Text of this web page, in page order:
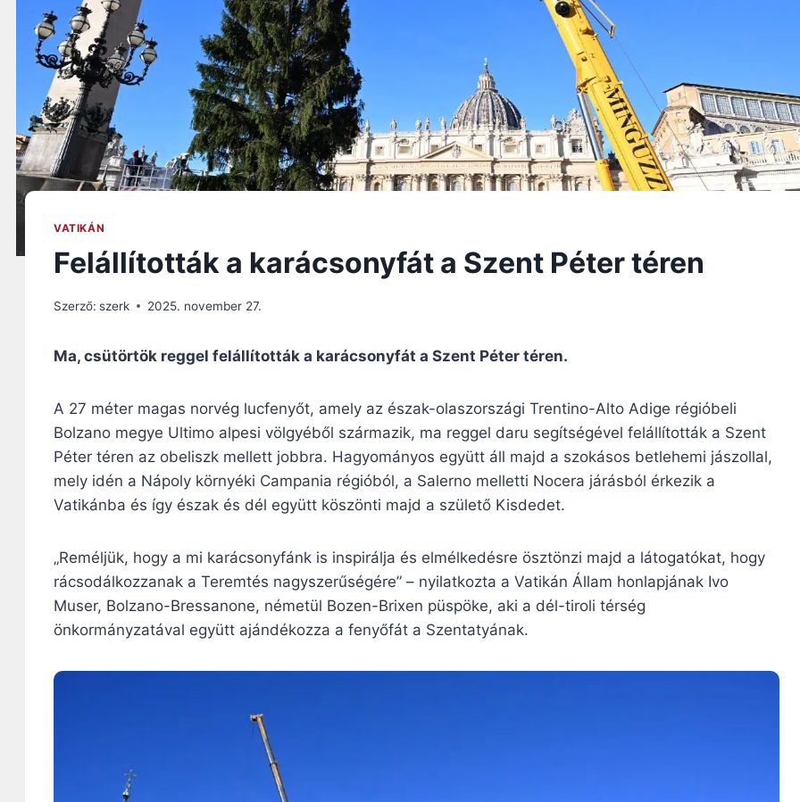
VATIKÁN
Felállították a karácsonyfát a Szent Péter téren
Szerző: szerk 2025. november 27.
Ma, csütörtök reggel felállították a karácsonyfát a Szent Péter téren.
A 27 méter magas norvég lucfenyőt, amely az észak-olaszországi Trentino-Alto Adige régióbeli
Bolzano megye Ultimo alpesi völgyéből származik, ma reggel daru segítségével felállították a Szent
Péter téren az obeliszk mellett jobbra. Hagyományos együtt áll majd a szokásos betlehemi jászollal,
mely idén a Nápoly környéki Campania régióból, a Salerno melletti Nocera járásból érkezik a
Vatikánba és így észak és dél együtt köszönti majd a születő Kisdedet.
„Reméljük, hogy a mi karácsonyfánk is inspirálja és elmélkedésre ösztönzi majd a látogatókat, hogy
rácsodálkozzanak a Teremtés nagyszerűségére” – nyilatkozta a Vatikán Állam honlapjának Ivo
Muser, Bolzano-Bressanone, németül Bozen-Brixen püspöke, aki a dél-tiroli térség
önkormányzatával együtt ajándékozza a fenyőfát a Szentatyának.